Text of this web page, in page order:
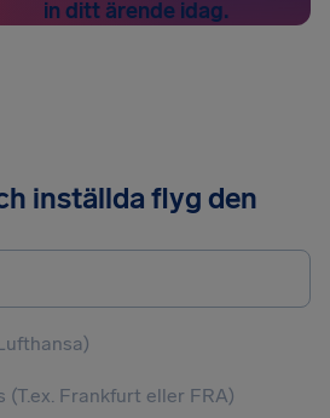
in ditt ärende idag.
inställda flyg den